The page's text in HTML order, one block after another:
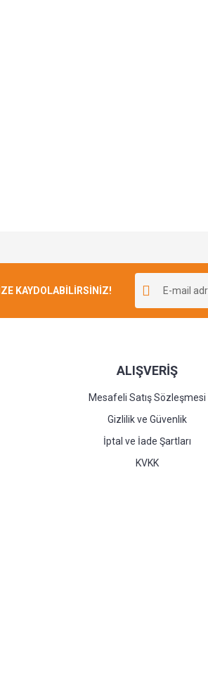
KAYDOLABİLİRSİNİZ!
ALIŞVERİŞ
Mesafeli Satış Sözleşmesi
Gizlilik ve Güvenlik
İptal ve İade Şartları
KVKK